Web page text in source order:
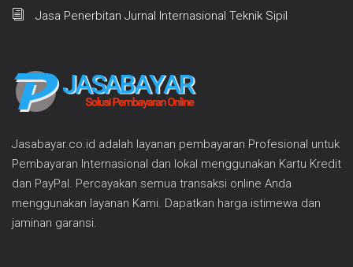
Jasa Penerbitan Jurnal Internasional Teknik Sipil
Jasabayar.co.id adalah layanan pembayaran Profesional untuk
Pembayaran Internasional dan lokal menggunakan Kartu Kredit
dan PayPal. Percayakan semua transaksi online Anda
menggunakan layanan Kami. Dapatkan harga istimewa dan
jaminan garansi.